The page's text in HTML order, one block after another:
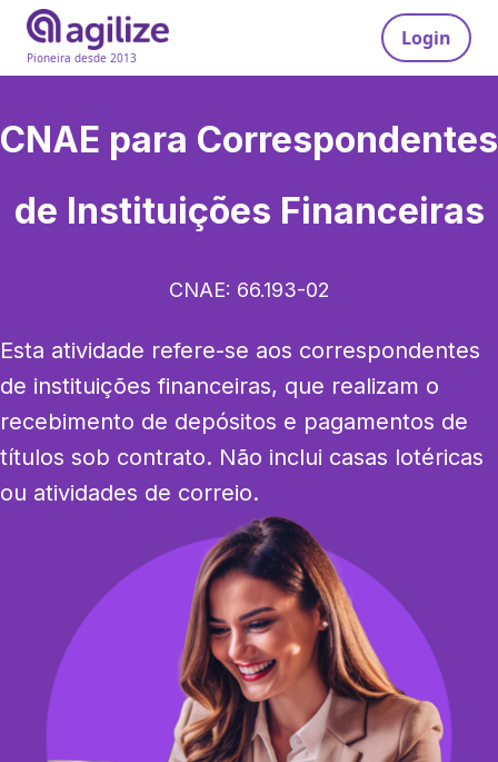
Pioneira desde 2013
Login
CNAE para Correspondentes
de Instituições Financeiras
CNAE: 66.193-02
Esta atividade refere-se aos correspondentes
de instituições financeiras, que realizam o
recebimento de depósitos e pagamentos de
títulos sob contrato. Não inclui casas lotéricas
ou atividades de correio.